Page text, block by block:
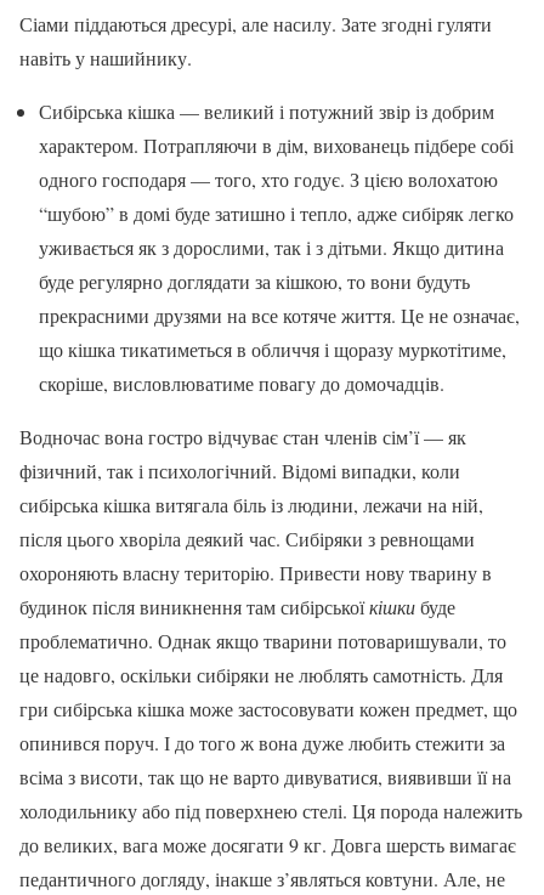
Сіами піддаються дресурі, але насилу. Зате згодні гуляти
навіть у нашийнику.
Сибірська кішка — великий і потужний звір із добрим
характером. Потрапляючи в дім, вихованець підбере собі
одного господаря — того, хто годує. З цією волохатою
“шубою” в домі буде затишно і тепло, адже сибіряк легко
уживається як з дорослими, так і з дітьми. Якщо дитина
буде регулярно доглядати за кішкою, то вони будуть
прекрасними друзями на все котяче життя. Це не означає,
що кішка тикатиметься в обличчя і щоразу муркотітиме,
скоріше, висловлюватиме повагу до домочадців.
Водночас вона гостро відчуває стан членів сім’ї — як
фізичний, так і психологічний. Відомі випадки, коли
сибірська кішка витягала біль із людини, лежачи на ній,
після цього хворіла деякий час. Сибіряки з ревнощами
охороняють власну територію. Привести нову тварину в
будинок після виникнення там сибірськоїкішкибуде
проблематично. Однак якщо тварини потоваришували, то
це надовго, оскільки сибіряки не люблять самотність. Для
гри сибірська кішка може застосовувати кожен предмет, що
опинився поруч. І до того ж вона дуже любить стежити за
всіма з висоти, так що не варто дивуватися, виявивши її на
холодильнику або під поверхнею стелі. Ця порода належить
до великих, вага може досягати 9 кг. Довга шерсть вимагає
педантичного догляду, інакше з’являться ковтуни. Але, не